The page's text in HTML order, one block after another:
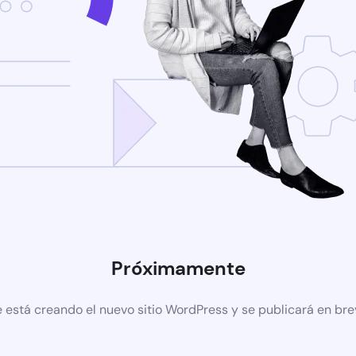
Próximamente
está creando el nuevo sitio WordPress y se publicará en